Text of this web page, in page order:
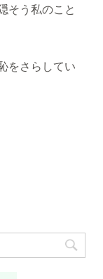
そう私のこと
をさらしてい